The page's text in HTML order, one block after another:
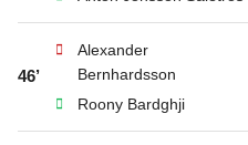
46’
Alexander
Bernhardsson
Roony Bardghji